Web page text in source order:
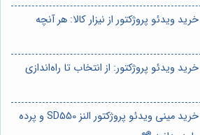
ویدئو پروژکتور از نیزار کالا: هر آنچه
ویدئو پروژکتور: از انتخاب تا راه‌اندازی
⭐️ راهنمای جامع خرید مینی ویدئو پروژکتور النز SD550 و پرده